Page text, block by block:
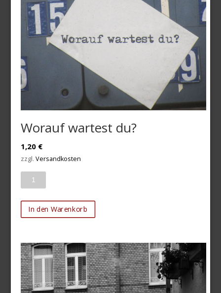
Worauf wartest du?
1,20 €
zzgl.Versandkosten
In den Warenkorb